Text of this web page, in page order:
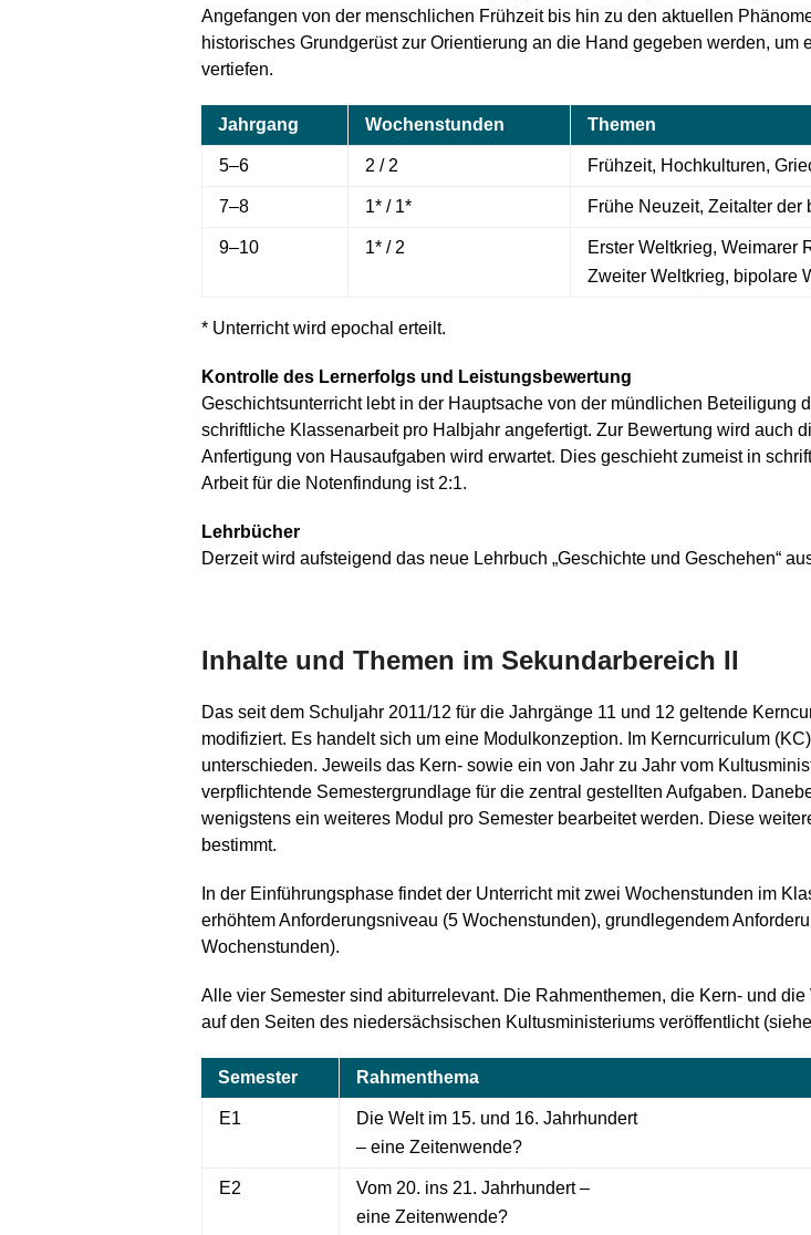
Angefangen von der menschlichen Frühzeit bis hin zu den aktuellen
historisches Grundgerüst zur Orientierung an die Hand gegeben werden,
vertiefen.
Jahrgang Wochenstunden Themen
5–6 2 / 2 Frühzeit, Hochkulturen,
7–8 1* / 1* Frühe Neuzeit, Zeitalter
9–10 1* / 2
Erster Weltkrieg, Weimarer
Zweiter Weltkrieg, bipolare
* Unterricht wird epochal erteilt.
Kontrolle des Lernerfolgs und Leistungsbewertung
Geschichtsunterricht lebt in der Hauptsache von der mündlichen Beteiligung
schriftliche Klassenarbeit pro Halbjahr angefertigt. Zur Bewertung wird auch
Anfertigung von Hausaufgaben wird erwartet. Dies geschieht zumeist in
Arbeit für die Notenfindung ist 2:1.
Lehrbücher
Derzeit wird aufsteigend das neue Lehrbuch „Geschichte und Geschehen“
Inhalte und Themen im Sekundarbereich II
Das seit dem Schuljahr 2011/12 für die Jahrgänge 11 und 12 geltende
modifiziert. Es handelt sich um eine Modulkonzeption. Im Kerncurriculum
unterschieden. Jeweils das Kern- sowie ein von Jahr zu Jahr vom
verpflichtende Semestergrundlage für die zentral gestellten Aufgaben.
wenigstens ein weiteres Modul pro Semester bearbeitet werden. Diese
bestimmt.
In der Einführungsphase findet der Unterricht mit zwei Wochenstunden im
erhöhtem Anforderungsniveau (5 Wochenstunden), grundlegendem
Wochenstunden).
Alle vier Semester sind abiturrelevant. Die Rahmenthemen, die Kern- und
auf den Seiten des niedersächsischen Kultusministeriums veröffentlicht
Semester Rahmenthema
E1
Die Welt im 15. und 16. Jahrhundert
– eine Zeitenwende?
E2
Vom 20. ins 21. Jahrhundert –
eine Zeitenwende?